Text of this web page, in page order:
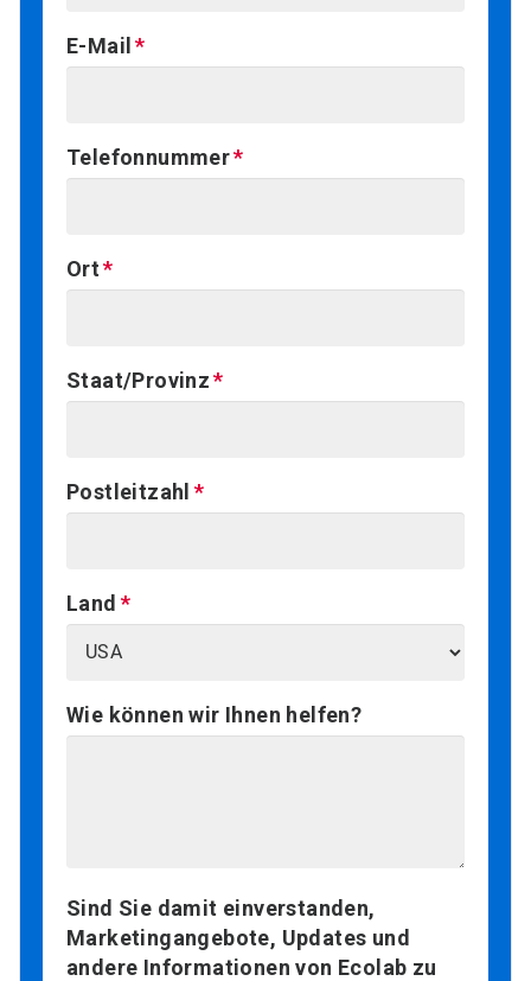
E-Mail
Telefonnummer
Ort
Staat/Provinz
Postleitzahl
Land
Wie können wir Ihnen helfen?
Sind Sie damit einverstanden,
Marketingangebote, Updates und
andere Informationen von Ecolab zu